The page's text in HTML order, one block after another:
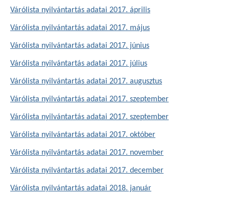
Várólista nyilvántartás adatai 2017. április
Várólista nyilvántartás adatai 2017. május
Várólista nyilvántartás adatai 2017. június
Várólista nyilvántartás adatai 2017. július
Várólista nyilvántartás adatai 2017. augusztus
Várólista nyilvántartás adatai 2017. szeptember
Várólista nyilvántartás adatai 2017. szeptember
Várólista nyilvántartás adatai 2017. október
Várólista nyilvántartás adatai 2017. november
Várólista nyilvántartás adatai 2017. december
Várólista nyilvántartás adatai 2018. január